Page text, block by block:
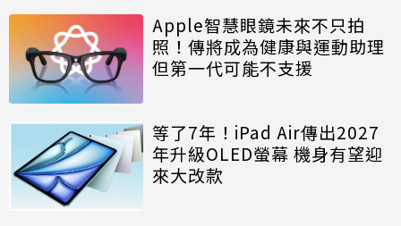
Apple智慧眼鏡未來不只拍
照！傳將成為健康與運動助理
但第一代可能不支援
等了7年！iPad Air傳出2027
年升級OLED螢幕 機身有望迎
來大改款